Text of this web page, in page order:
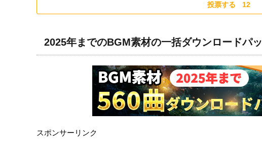
投票する 12
2025年までのBGM素材の一括ダウンロードパ
スポンサーリンク